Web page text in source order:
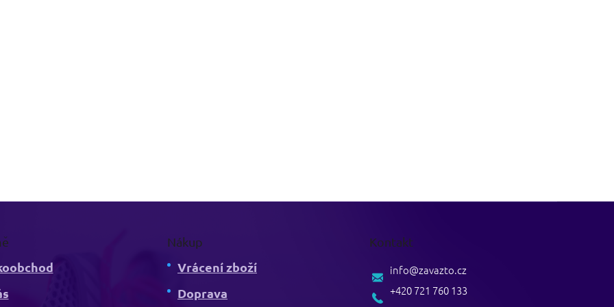
Nákup
Vrácení zboží
Doprava
Kontakt
info@zavazto.cz
+420 721 760 133